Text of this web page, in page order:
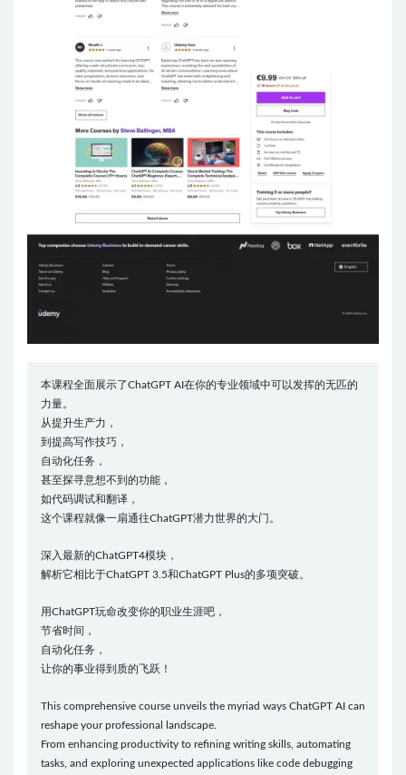
本课程全面展示了ChatGPT AI在你的专业领域中可以发挥的无匹的
力量。
从提升生产力，
到提高写作技巧，
自动化任务，
甚至探寻意想不到的功能，
如代码调试和翻译，
这个课程就像一扇通往ChatGPT潜力世界的大门。
深入最新的ChatGPT4模块，
解析它相比于ChatGPT 3.5和ChatGPT Plus的多项突破。
用ChatGPT玩命改变你的职业生涯吧，
节省时间，
自动化任务，
让你的事业得到质的飞跃！
This comprehensive course unveils the myriad ways ChatGPT AI can
reshape your professional landscape.
From enhancing productivity to refining writing skills, automating
tasks, and exploring unexpected applications like code debugging